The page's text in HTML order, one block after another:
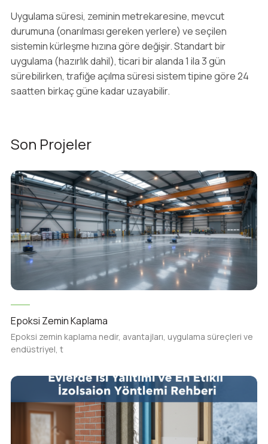
Uygulama süresi, zeminin metrekaresine, mevcut
durumuna (onarılması gereken yerlere) ve seçilen
sistemin kürleşme hızına göre değişir. Standart bir
uygulama (hazırlık dahil), ticari bir alanda 1 ila 3 gün
sürebilirken, trafiğe açılma süresi sistem tipine göre 24
saatten birkaç güne kadar uzayabilir.
Son Projeler
Epoksi Zemin Kaplama
Epoksi zemin kaplama nedir, avantajları, uygulama süreçleri ve
endüstriyel, t